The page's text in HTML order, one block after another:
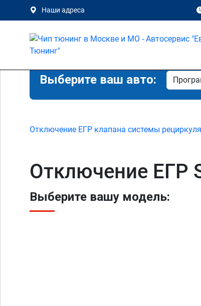
Наши адреса
Выберите ваш авто:
Отключение ЕГР клапана системы
Отключение ЕГР
Выберите вашу модель: